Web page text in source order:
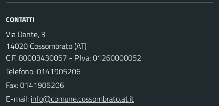
CONTATTI
Via Dante, 3
14020 Cossombrato (AT)
C.F. 80003430057 - P.Iva: 01260000052
Telefono:0141905206
Fax: 0141905206
E-mail: